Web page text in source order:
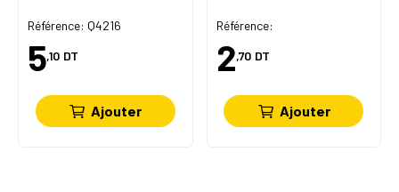
Référence: Q4216
5,10 DT
Ajouter
Référence:
2,70 DT
Ajouter